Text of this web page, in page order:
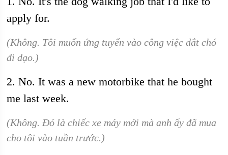
apply for.
(Không. Tôi muốn ứng tuyển vào công việc dắt chó
đi dạo.)
2. No. It was a new motorbike that he bought
me last week.
(Không. Đó là chiếc xe máy mới mà anh ấy đã mua
cho tôi vào tuần trước.)